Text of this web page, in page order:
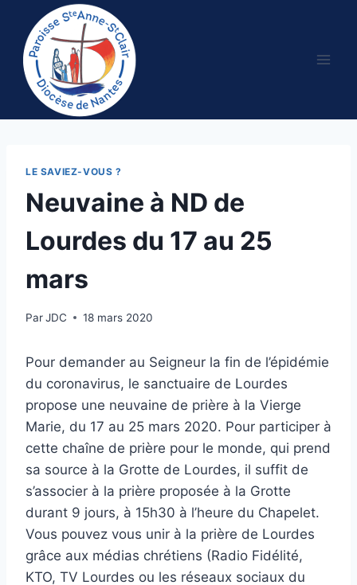
contenu
LE SAVIEZ-VOUS ?
Neuvaine à ND de
Lourdes du 17 au 25
mars
ParJDC 18 mars 2020
Pour demander au Seigneur la fin de l’épidémie
du coronavirus, le sanctuaire de Lourdes
propose une neuvaine de prière à la Vierge
Marie, du 17 au 25 mars 2020. Pour participer à
cette chaîne de prière pour le monde, qui prend
sa source à la Grotte de Lourdes, il suffit de
s’associer à la prière proposée à la Grotte
durant 9 jours, à 15h30 à l’heure du Chapelet.
Vous pouvez vous unir à la prière de Lourdes
grâce aux médias chrétiens (Radio Fidélité,
KTO, TV Lourdes ou les réseaux sociaux du